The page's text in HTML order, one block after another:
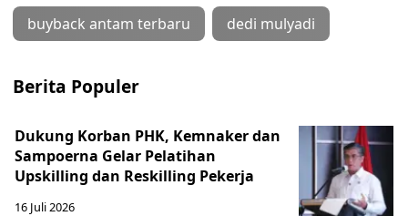
buyback antam terbaru dedi mulyadi
Berita Populer
Dukung Korban PHK, Kemnaker dan
Sampoerna Gelar Pelatihan
Upskilling dan Reskilling Pekerja
16 Juli 2026